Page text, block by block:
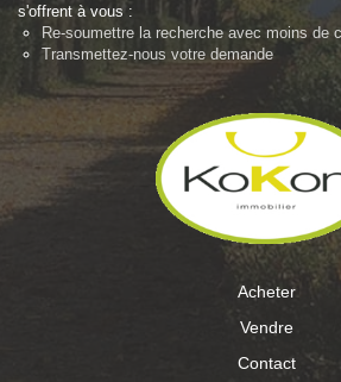
s'offrent à vous :
Re-soumettre la recherche avec moins de
Transmettez-nous votre demande
Acheter
Vendre
Contact